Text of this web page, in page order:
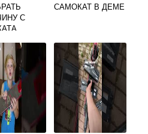
С
САМОКАТ В ДЕМЕ